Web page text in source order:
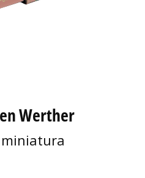
Werther
miniatura